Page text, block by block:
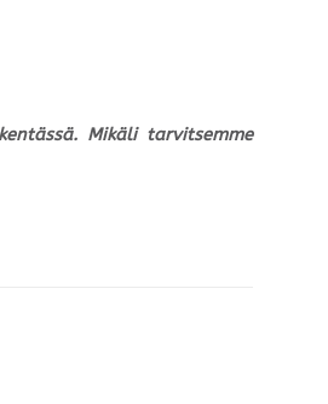
Mikäli tarvitsemme